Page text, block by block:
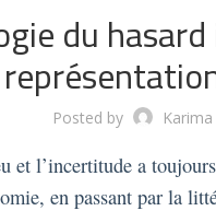
du
Posted by
l’incertitude a
en passant par la